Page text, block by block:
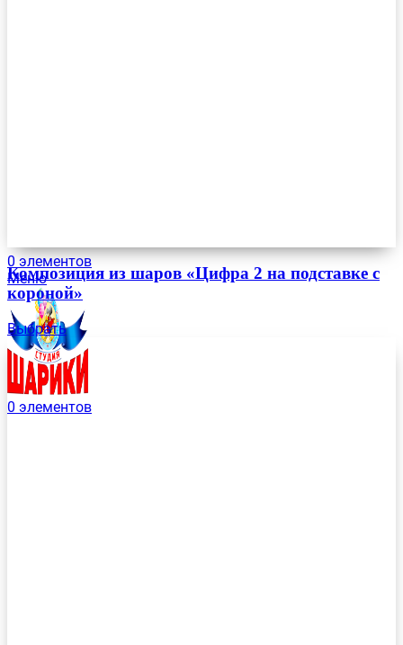
0 элементов
Меню
0 элементов
Композиция из шаров «Цифра 2 на подставке с
короной»
Выбрать